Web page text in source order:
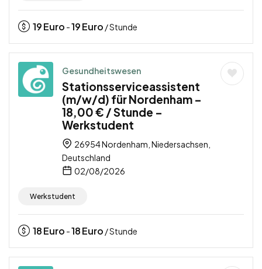
19Euro -19Euro / Stunde
Gesundheitswesen
Stationsserviceassistent
(m/w/d) für Nordenham –
18,00 € / Stunde –
Werkstudent
26954 Nordenham, Niedersachsen,
Deutschland
02/08/2026
Werkstudent
18Euro -18Euro / Stunde